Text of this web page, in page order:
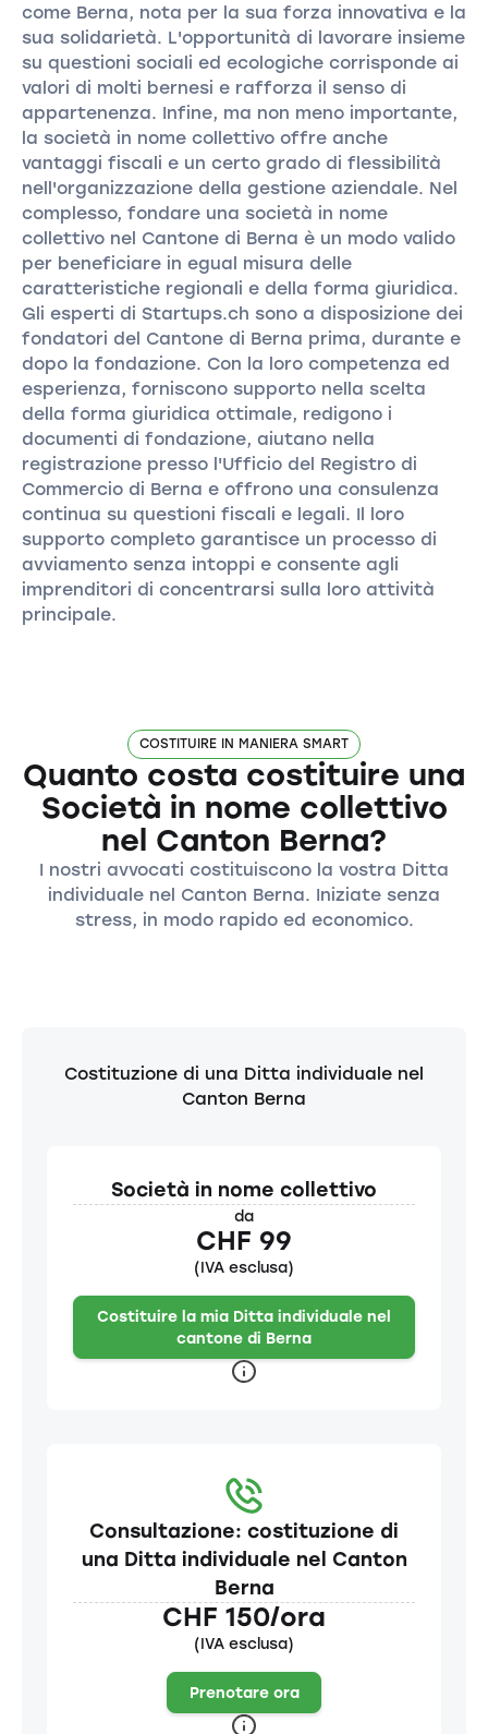
come Berna, nota per la sua forza innovativa e la
sua solidarietà. L'opportunità di lavorare insieme
su questioni sociali ed ecologiche corrisponde ai
valori di molti bernesi e rafforza il senso di
appartenenza. Infine, ma non meno importante,
la società in nome collettivo offre anche
vantaggi fiscali e un certo grado di flessibilità
nell'organizzazione della gestione aziendale. Nel
complesso, fondare una società in nome
collettivo nel Cantone di Berna è un modo valido
per beneficiare in egual misura delle
caratteristiche regionali e della forma giuridica.
Gli esperti di Startups.ch sono a disposizione dei
fondatori del Cantone di Berna prima, durante e
dopo la fondazione. Con la loro competenza ed
esperienza, forniscono supporto nella scelta
della forma giuridica ottimale, redigono i
documenti di fondazione, aiutano nella
registrazione presso l'Ufficio del Registro di
Commercio di Berna e offrono una consulenza
continua su questioni fiscali e legali. Il loro
supporto completo garantisce un processo di
avviamento senza intoppi e consente agli
imprenditori di concentrarsi sulla loro attività
principale.
COSTITUIRE IN MANIERA SMART
Quanto costa costituire una
Società in nome collettivo
nel Canton Berna?
I nostri avvocati costituiscono la vostra Ditta
individuale nel Canton Berna. Iniziate senza
stress, in modo rapido ed economico.
Costituzione di una Ditta individuale nel
Canton Berna
Società in nome collettivo
da
CHF 99
(IVA esclusa)
Costituire la mia Ditta individuale nel
cantone di Berna
Consultazione: costituzione di
una Ditta individuale nel Canton
Berna
CHF 150/ora
(IVA esclusa)
Prenotare ora